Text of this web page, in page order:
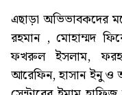
এছাড়া অভিভাবকদের
রহমান , মোহাম্মদ
ফখরুল ইসলাম,
আরেফিন, হাসান ইনু ও